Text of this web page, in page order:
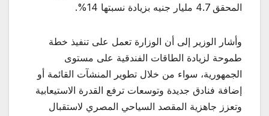
المحقق 4.7 مليار جنيه بزيادة نسبتها 14%.
وأشار الوزير إلى أن الوزارة تعمل على تنفيذ خطة
طموحة لزيادة الطاقات الفندقية على مستوى
الجمهورية، سواء من خلال تطوير المنشآت القائمة أو
إضافة فنادق جديدة وتوسعات ترفع القدرة الاستيعابية
وتعزز جاهزية المقصد السياحي المصري لاستقبال